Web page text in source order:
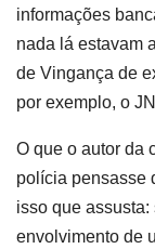
informações
nada lá estavam
de Vingança de
por exemplo, o
O que o autor da
polícia pensasse
isso que assusta:
envolvimento de